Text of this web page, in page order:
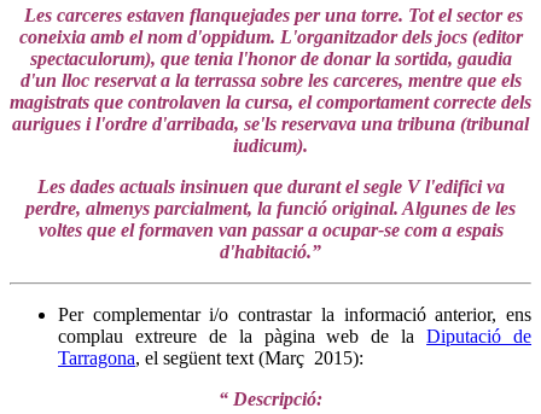
Les carceres estaven flanquejades per una torre. Tot el sector es
coneixia amb el nom d'oppidum. L'organitzador dels jocs (editor
spectaculorum), que tenia l'honor de donar la sortida, gaudia
d'un lloc reservat a la terrassa sobre les carceres, mentre que els
magistrats que controlaven la cursa, el comportament correcte dels
aurigues i l'ordre d'arribada, se'ls reservava una tribuna (tribunal
iudicum).
Les dades actuals insinuen que durant el segle V l'edifici va
perdre, almenys parcialment, la funció original. Algunes de les
voltes que el formaven van passar a ocupar-se com a espais
d'habitació.”
Per complementar i/o contrastar la informació anterior, ens
complau extreure de la pàgina web de laDiputació de
Tarragona, el següent text (Març 2015):
“ Descripció: